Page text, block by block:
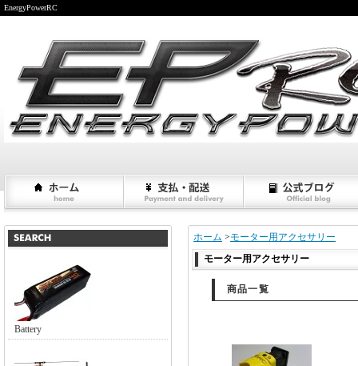
EnergyPowerRC
Battery
ホーム >モーター用アクセサリー
モーター用アクセサリー
商品一覧